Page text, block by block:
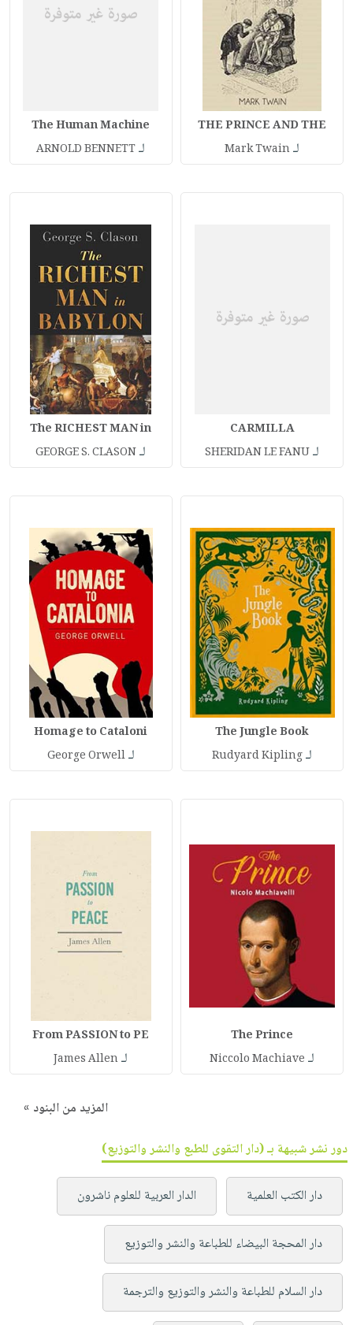
THE PRINCE AND THE
لـMark Twain
The Human Machine
لـARNOLD BENNETT
CARMILLA
لـSHERIDAN LE FANU
The RICHEST MAN in
لـGEORGE S. CLASON
The Jungle Book
لـRudyard Kipling
Homage to Cataloni
لـGeorge Orwell
The Prince
لـ Niccolo Machiave
From PASSION to PE
لـJames Allen
المزيد من البنود »
دور نشر شبيهة بـ (دار التقوى للطبع والنشر والتوزيع)
دار الكتب العلمية الدار العربية للعلوم ناشرون
دار المحجة البيضاء للطباعة والنشر والتوزيع
دار السلام للطباعة والنشر والتوزيع والترجمة